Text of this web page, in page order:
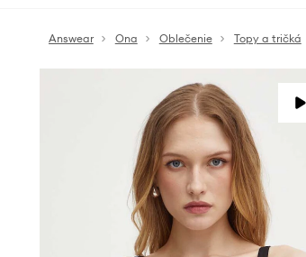
Answear Ona Oblečenie Topy a tričká